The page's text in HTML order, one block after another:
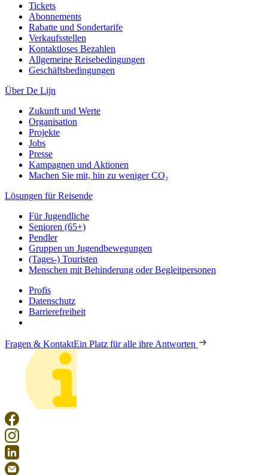
Tickets
Abonnements
Rabatte und Sondertarife
Verkaufsstellen
Kontaktloses Bezahlen
Allgemeine Reisebedingungen
Geschäftsbedingungen
Über De Lijn
Zukunft und Werte
Organisation
Projekte
Jobs
Presse
Kampagnen und Aktionen
Machen Sie mit, hin zu weniger CO₂
Lösungen für Reisende
Für Jugendliche
Senioren (65+)
Pendler
Gruppen un Jugendbewegungen
(Tages-) Touristen
Menschen mit Behinderung oder Begleitpersonen
Profis
Datenschutz
Barrierefreiheit
Fragen & KontaktEin Platz für alle ihre Antworten